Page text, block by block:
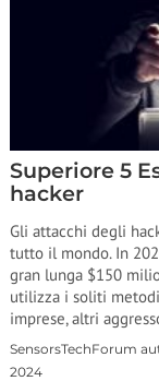
Superiore 5
hacker
Gli attacchi degli
tutto il mondo. In
gran lunga $150
utilizza i soliti
imprese, altri
SensorsTechForum
2024